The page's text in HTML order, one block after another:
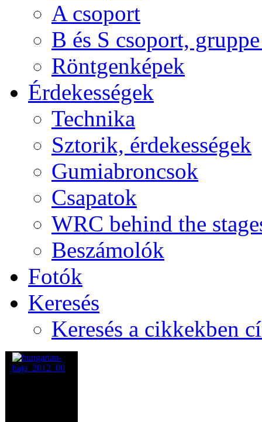
A csoport
B és S csoport,
Röntgenképek
Érdekességek
Technika
Sztorik, érdekességek
Gumiabroncsok
Csapatok
WRC behind the
Beszámolók
Fotók
Keresés
Keresés a cikkekben